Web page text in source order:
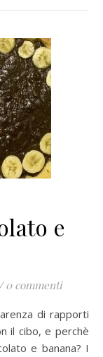
e
0 commenti
il cibo, e perchè
e banana? I